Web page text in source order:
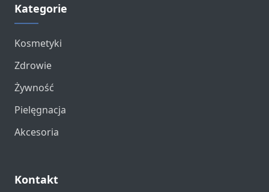
Kategorie
Kosmetyki
Zdrowie
Żywność
Pielęgnacja
Akcesoria
Kontakt